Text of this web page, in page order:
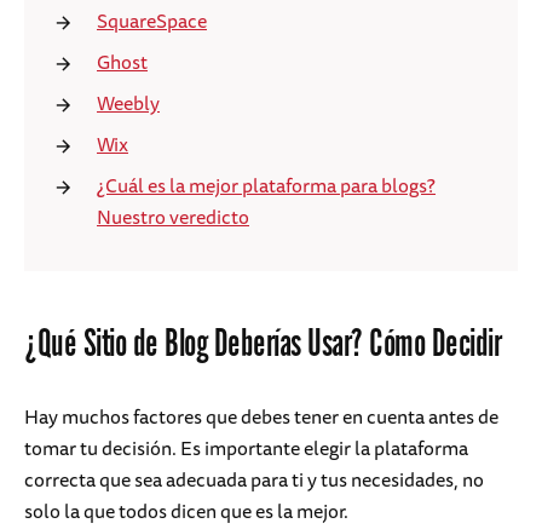
SquareSpace
Ghost
Weebly
Wix
¿Cuál es la mejor plataforma para blogs?
Nuestro veredicto
¿Qué Sitio de Blog Deberías Usar? Cómo Decidir
Hay muchos factores que debes tener en cuenta antes de
tomar tu decisión. Es importante elegir la plataforma
correcta que sea adecuada para ti y tus necesidades, no
solo la que todos dicen que es la mejor.